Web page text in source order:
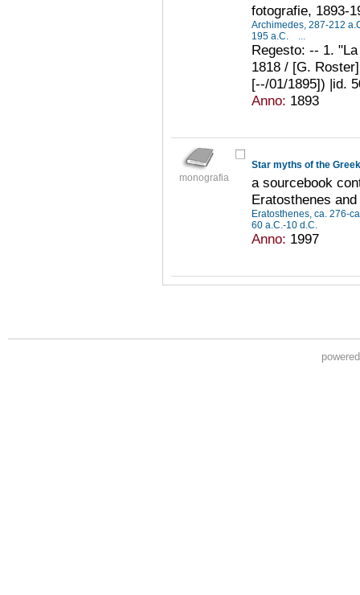
fotografie, 1893-
Archimedes, 287-212
195 a.C.
Regesto: -- 1.
1818 / [G.
[--/01/1895]) |id.
Anno: 1893
monografia
Star myths of the
a sourcebook
Eratosthenes
Eratosthenes, ca. 276-
60 a.C.-10 d.C.
Anno: 1997